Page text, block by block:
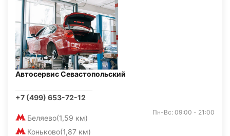
Автосервис Севастопольский
+7 (499) 653-72-12
Беляево(1,59 км)
Коньково(1,87 км)
Пн-Вс: 09:00 - 21:00